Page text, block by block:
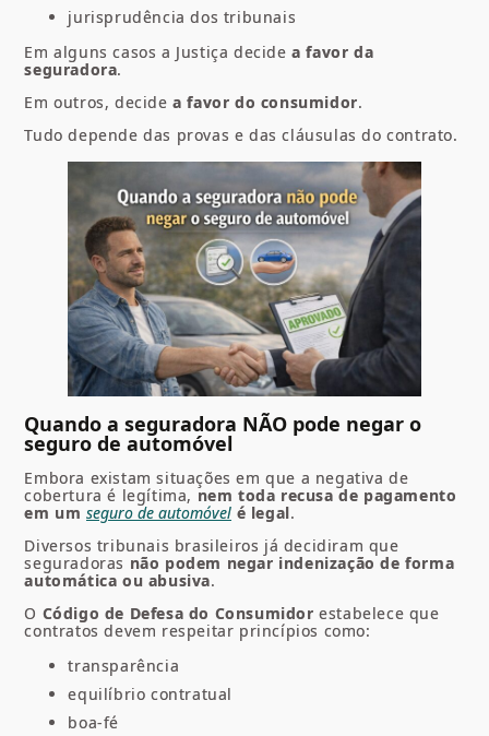
jurisprudência dos tribunais
Em alguns casos a Justiça decidea favor da
seguradora.
Em outros, decidea favor do consumidor.
Tudo depende das provas e das cláusulas do contrato.
Quando a seguradora NÃO pode negar o
seguro de automóvel
Embora existam situações em que a negativa de
cobertura é legítima, nem toda recusa de pagamento
em umseguro de automóvel é legal.
Diversos tribunais brasileiros já decidiram que
seguradoras não podem negar indenização de forma
automática ou abusiva.
O Código de Defesa do Consumidor estabelece que
contratos devem respeitar princípios como:
transparência
equilíbrio contratual
boa-fé